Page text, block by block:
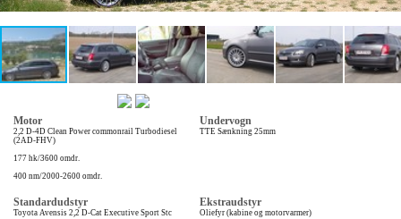
Motor
2,2 D-4D Clean Power commonrail Turbodiesel
(2AD-FHV)
177 hk/3600 omdr.
400 nm/2000-2600 omdr.
Undervogn
TTE Sænkning 25mm
Standardudstyr
Toyota Avensis 2,2 D-Cat Executive Sport Stc
Ekstraudstyr
Oliefyr (kabine og motorvarmer)